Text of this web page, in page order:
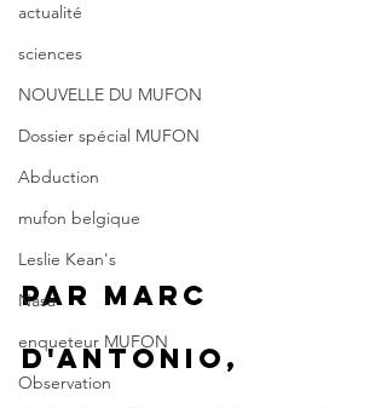
actualité
sciences
NOUVELLE DU MUFON
Dossier spécial MUFON
Abduction
mufon belgique
Leslie Kean's
Nasa
enqueteur MUFON
Observation
Par Marc
D'Antonio,